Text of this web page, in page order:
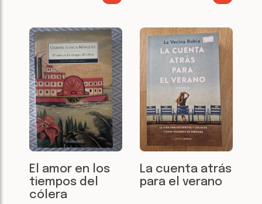
El amor en los
tiempos del
cólera
La cuenta atrás
para el verano